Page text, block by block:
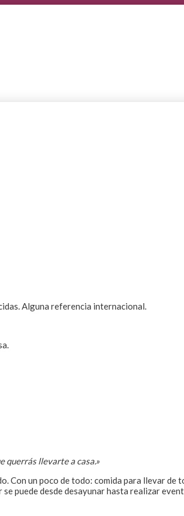
Alguna referencia internacional.
querrás llevarte a casa.»
Con un poco de todo: comida para llevar
puede desde desayunar hasta realizar